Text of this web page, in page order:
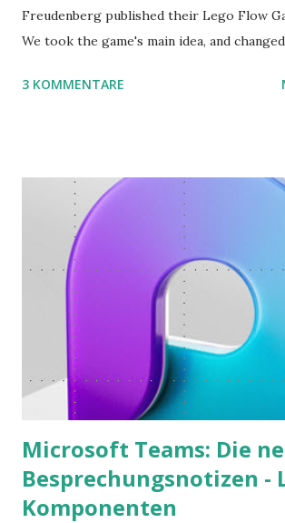
Freudenberg published their Lego Flow
We took the game's main idea, and
Rejchtman's Ubongo Game. These are
3 KOMMENTARE
Microsoft Teams: Die
Besprechungsnotizen -
Komponenten